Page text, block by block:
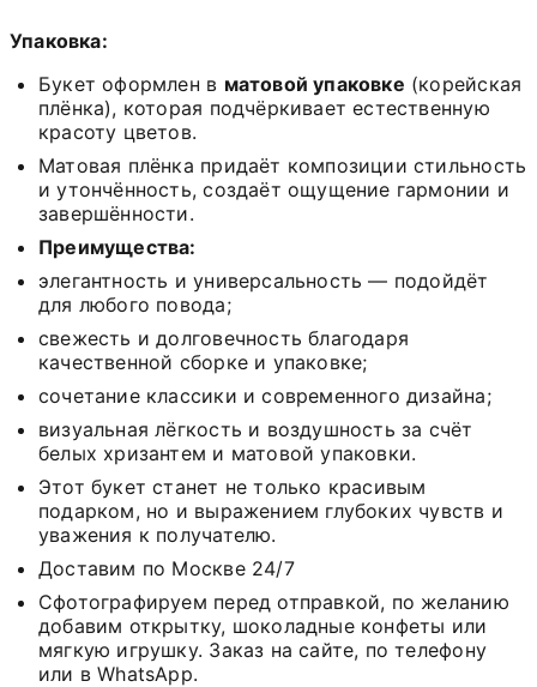
Упаковка:
Букет оформлен в матовой упаковке (корейская
плёнка), которая подчёркивает естественную
красоту цветов.
Матовая плёнка придаёт композиции стильность
и утончённость, создаёт ощущение гармонии и
завершённости.
Преимущества:
элегантность и универсальность — подойдёт
для любого повода;
свежесть и долговечность благодаря
качественной сборке и упаковке;
сочетание классики и современного дизайна;
визуальная лёгкость и воздушность за счёт
белых хризантем и матовой упаковки.
Этот букет станет не только красивым
подарком, но и выражением глубоких чувств и
уважения к получателю.
Доставим по Москве 24/7
Сфотографируем перед отправкой, по желанию
добавим открытку, шоколадные конфеты или
мягкую игрушку. Заказ на сайте, по телефону
или в WhatsApp.